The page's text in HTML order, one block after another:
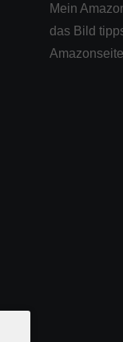
Mein
das Bild